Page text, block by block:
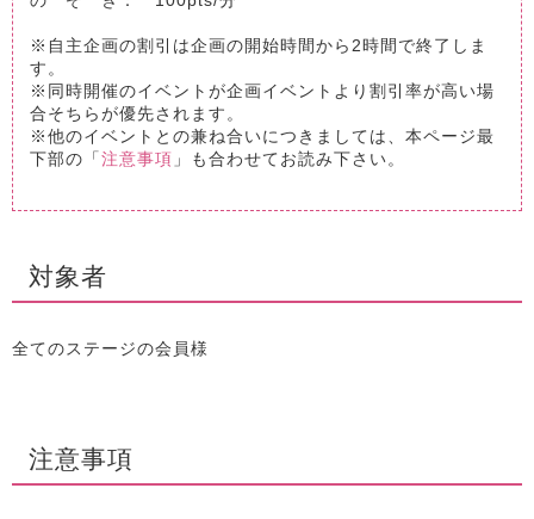
※自主企画の割引は企画の開始時間から2時間で終了しま
す。
※同時開催のイベントが企画イベントより割引率が高い場
合そちらが優先されます。
※他のイベントとの兼ね合いにつきましては、本ページ最
下部の「注意事項 」も合わせてお読み下さい。
対象者
全てのステージの会員様
注意事項